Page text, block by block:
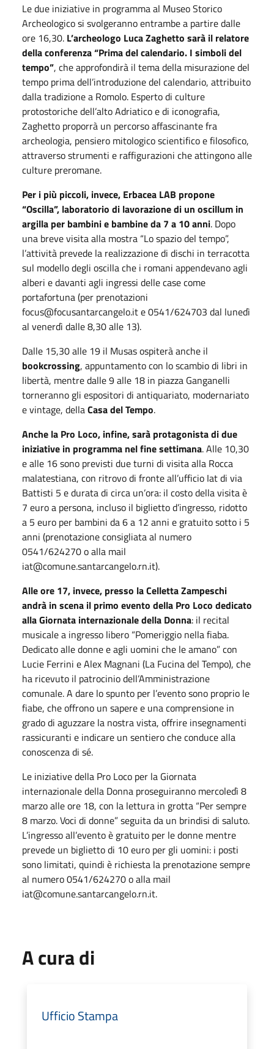
Le due iniziative in programma al Museo Storico
Archeologico si svolgeranno entrambe a partire dalle
ore 16,30. L’archeologo Luca Zaghetto sarà il relatore
della conferenza “Prima del calendario. I simboli del
tempo”, che approfondirà il tema della misurazione del
tempo prima dell’introduzione del calendario, attribuito
dalla tradizione a Romolo. Esperto di culture
protostoriche dell’alto Adriatico e di iconografia,
Zaghetto proporrà un percorso affascinante fra
archeologia, pensiero mitologico scientifico e filosofico,
attraverso strumenti e raffigurazioni che attingono alle
culture preromane.
Per i più piccoli, invece, Erbacea LAB propone
“Oscilla”, laboratorio di lavorazione di un oscillum in
argilla per bambini e bambine da 7 a 10 anni. Dopo
una breve visita alla mostra “Lo spazio del tempo”,
l’attività prevede la realizzazione di dischi in terracotta
sul modello degli oscilla che i romani appendevano agli
alberi e davanti agli ingressi delle case come
portafortuna (per prenotazioni
focus@focusantarcangelo.it e 0541/624703 dal lunedì
al venerdì dalle 8,30 alle 13).
Dalle 15,30 alle 19 il Musas ospiterà anche il
bookcrossing, appuntamento con lo scambio di libri in
libertà, mentre dalle 9 alle 18 in piazza Ganganelli
torneranno gli espositori di antiquariato, modernariato
e vintage, dellaCasa del Tempo.
Anche la Pro Loco, infine, sarà protagonista di due
iniziative in programma nel fine settimana. Alle 10,30
e alle 16 sono previsti due turni di visita alla Rocca
malatestiana, con ritrovo di fronte all’ufficio Iat di via
Battisti 5 e durata di circa un’ora: il costo della visita è
7 euro a persona, incluso il biglietto d’ingresso, ridotto
a 5 euro per bambini da 6 a 12 anni e gratuito sotto i 5
anni (prenotazione consigliata al numero
0541/624270 o alla mail
iat@comune.santarcangelo.rn.it).
Alle ore 17, invece, presso la Celletta Zampeschi
andrà in scena il primo evento della Pro Loco dedicato
alla Giornata internazionale della Donna: il recital
musicale a ingresso libero “Pomeriggio nella fiaba.
Dedicato alle donne e agli uomini che le amano” con
Lucie Ferrini e Alex Magnani (La Fucina del Tempo), che
ha ricevuto il patrocinio dell’Amministrazione
comunale. A dare lo spunto per l’evento sono proprio le
fiabe, che offrono un sapere e una comprensione in
grado di aguzzare la nostra vista, offrire insegnamenti
rassicuranti e indicare un sentiero che conduce alla
conoscenza di sé.
Le iniziative della Pro Loco per la Giornata
internazionale della Donna proseguiranno mercoledì 8
marzo alle ore 18, con la lettura in grotta “Per sempre
8 marzo. Voci di donne” seguita da un brindisi di saluto.
L’ingresso all’evento è gratuito per le donne mentre
prevede un biglietto di 10 euro per gli uomini: i posti
sono limitati, quindi è richiesta la prenotazione sempre
al numero 0541/624270 o alla mail
iat@comune.santarcangelo.rn.it.
A cura di
Ufficio Stampa